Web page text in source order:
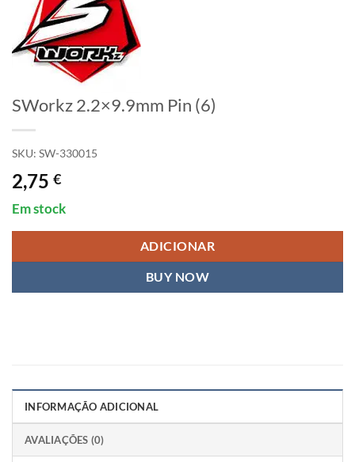
SWorkz 2.2×9.9mm Pin (6)
SKU: SW-330015
2,75 €
Em stock
ADICIONAR
BUY NOW
INFORMAÇÃO ADICIONAL
AVALIAÇÕES (0)